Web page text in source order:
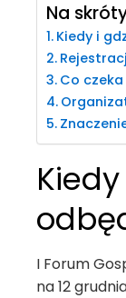
Na
Kiedy i
Co
I Forum
na 12